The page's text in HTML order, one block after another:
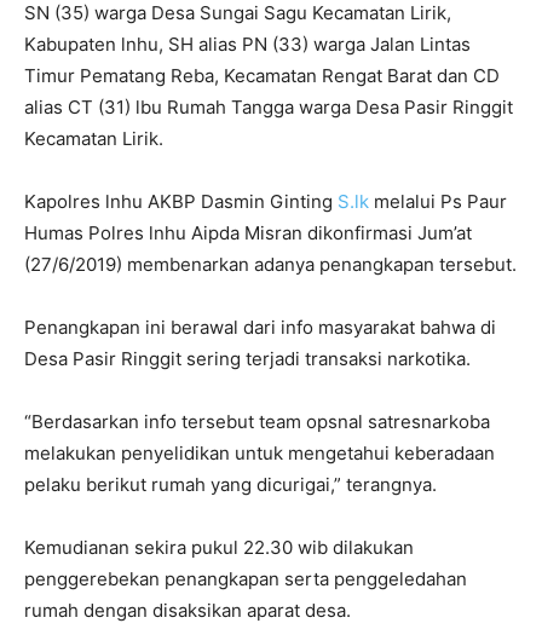
SN (35) warga Desa Sungai Sagu Kecamatan Lirik,
Kabupaten lnhu, SH alias PN (33) warga Jalan Lintas
Timur Pematang Reba, Kecamatan Rengat Barat dan CD
alias CT (31) lbu Rumah Tangga warga Desa Pasir Ringgit
Kecamatan Lirik.
Kapolres lnhu AKBP Dasmin Ginting S.lk melalui Ps Paur
Humas Polres lnhu Aipda Misran dikonfirmasi Jum’at
(27/6/2019) membenarkan adanya penangkapan tersebut.
Penangkapan ini berawal dari info masyarakat bahwa di
Desa Pasir Ringgit sering terjadi transaksi narkotika.
“Berdasarkan info tersebut team opsnal satresnarkoba
melakukan penyelidikan untuk mengetahui keberadaan
pelaku berikut rumah yang dicurigai,” terangnya.
Kemudianan sekira pukul 22.30 wib dilakukan
penggerebekan penangkapan serta penggeledahan
rumah dengan disaksikan aparat desa.